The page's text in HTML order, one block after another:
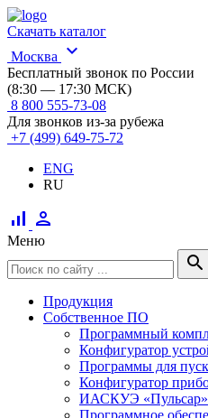
Скачать каталог
Москва
expand_more
Бесплатный звонок по России
(8:30 — 17:30 МСК)
8 800 555-73-08
Для звонков из-за рубежа
+7 (499) 649-75-72
ENG
RU
signal_cellular_alt person
Меню
search
Продукция
Собственное ПО
Программный
Конфигуратор
Программы для
Конфигуратор
ИАСКУЭ «Пульсар»
Программное